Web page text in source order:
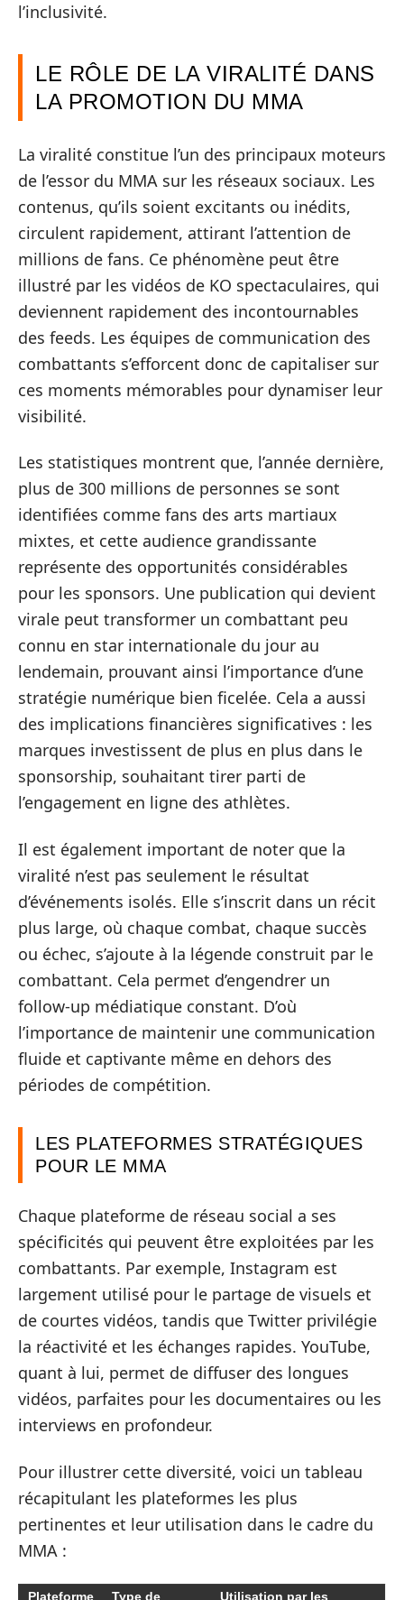
l’inclusivité.
LE RÔLE DE LA VIRALITÉ DANS
LA PROMOTION DU MMA
La viralité constitue l’un des principaux moteurs
de l’essor du MMA sur les réseaux sociaux. Les
contenus, qu’ils soient excitants ou inédits,
circulent rapidement, attirant l’attention de
millions de fans. Ce phénomène peut être
illustré par les vidéos de KO spectaculaires, qui
deviennent rapidement des incontournables
des feeds. Les équipes de communication des
combattants s’efforcent donc de capitaliser sur
ces moments mémorables pour dynamiser leur
visibilité.
Les statistiques montrent que, l’année dernière,
plus de 300 millions de personnes se sont
identifiées comme fans des arts martiaux
mixtes, et cette audience grandissante
représente des opportunités considérables
pour les sponsors. Une publication qui devient
virale peut transformer un combattant peu
connu en star internationale du jour au
lendemain, prouvant ainsi l’importance d’une
stratégie numérique bien ficelée. Cela a aussi
des implications financières significatives : les
marques investissent de plus en plus dans le
sponsorship, souhaitant tirer parti de
l’engagement en ligne des athlètes.
Il est également important de noter que la
viralité n’est pas seulement le résultat
d’événements isolés. Elle s’inscrit dans un récit
plus large, où chaque combat, chaque succès
ou échec, s’ajoute à la légende construit par le
combattant. Cela permet d’engendrer un
follow-up médiatique constant. D’où
l’importance de maintenir une communication
fluide et captivante même en dehors des
périodes de compétition.
LES PLATEFORMES STRATÉGIQUES
POUR LE MMA
Chaque plateforme de réseau social a ses
spécificités qui peuvent être exploitées par les
combattants. Par exemple, Instagram est
largement utilisé pour le partage de visuels et
de courtes vidéos, tandis que Twitter privilégie
la réactivité et les échanges rapides. YouTube,
quant à lui, permet de diffuser des longues
vidéos, parfaites pour les documentaires ou les
interviews en profondeur.
Pour illustrer cette diversité, voici un tableau
récapitulant les plateformes les plus
pertinentes et leur utilisation dans le cadre du
MMA :
Plateforme Type de Utilisation par les